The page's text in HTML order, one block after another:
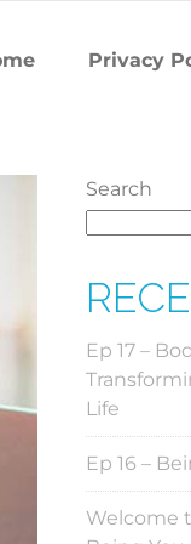
Privacy
Search
Ep 17 –
Life
Ep 16 –
Welcome